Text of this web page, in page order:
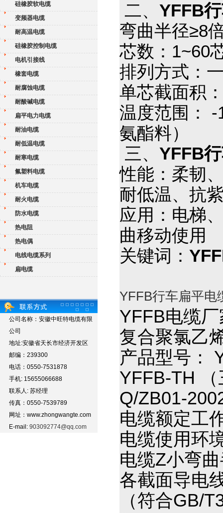
硅橡胶软电缆
变频器电缆
耐高温电缆
硅橡胶控制电缆
电机引接线
橡套电缆
耐腐蚀电缆
耐酸碱电缆
扁平电力电缆
耐油电缆
耐低温电缆
耐寒电缆
氟塑料电缆
机车电缆
耐火电缆
防水电缆
热电阻
热电偶
电线电缆系列
扁电缆
公司名称：安徽中旺特电缆有限
公司
地址:安徽省天长市经济开发区
邮编：239300
电话：0550-7531878
手机: 15655066688
联系人: 苏经理
传真：0550-7539789
网址：www.zhongwangte.com
E-mail: 903092774@qq.com
二、 YFFB
弯曲半径≥8
芯数：1~60
排列方式：
单芯截面积
温度范围：
氨酯料）
三、 YFFB
性能：柔韧
耐低温、抗
应用：电梯
曲移动使用
关键词：
YFFB行车扁平电
YFFB电缆
复合聚氯乙
产品型号：
YFFB-TH
Q/ZB01-
电缆额定工
电缆使用环
电缆Z小弯
各截面导电
（符合GB/